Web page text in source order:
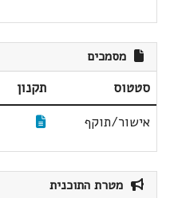
מסמכים
סטטוס תקנון
אישור/תוקף
מטרת התוכנית